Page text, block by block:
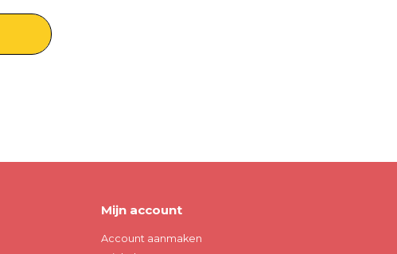
Mijn account
Account aanmaken